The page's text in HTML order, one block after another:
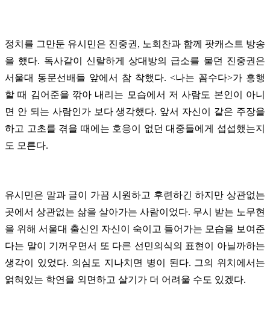
정치를 그만둔 유시민은 진중권, 노회찬과 함께 팟캐스트 방송
을 했다. 독사같이 신랄하게 상대방의 급소를 물던 진중권은
서울대 동문선배들 앞에서 참 착했다. <나는 꼼수다>가 흥행
할 때 김어준을 깎아 내리는 모습에서 저 사람도 본인이 아니
면 안 되는 사람인가 보다 생각했다. 앞서 자신이 같은 주장을
하고 고초를 겪을 때에는 호응이 없던 대중들에게 섭섭했는지
도 모른다.
유시민은 말과 글이 가끔 시원하고 후련하긴 하지만 상관없는
곳에서 상관없는 삶을 살아가는 사람이었다. 무시 받는 노무현
을 위해 서울대 출신인 자신이 숙이고 들어가는 모습을 보여준
다는 말이 기꺼우면서 또 다른 선민의식의 표현이 아닐까하는
생각이 있었다. 의심도 지나치면 병이 된다. 그의 위치에서는
얽혀있는 학연을 외면하고 살기가 더 어려울 수도 있겠다.